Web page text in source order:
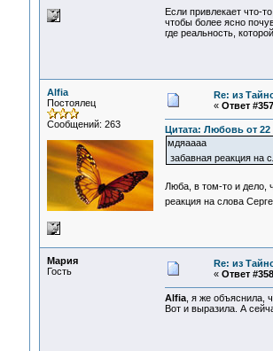
Если привлекает что-
чтобы более ясно
где реальность,
Alfia
Постоялец
Сообщений: 263
Re: из
« Ответ
Цитата: Любовь от 22
мдяаааа
забавная реакция на
Люба, в том-то и дело,
реакция на слова
Мария
Гость
Re: из
« Ответ
Alfia, я же объяснила,
Вот и выразила. А